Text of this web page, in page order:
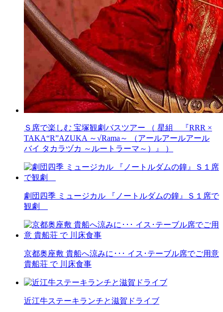
Ｓ席で楽しむ 宝塚観劇バスツアー （ 星組 『RRR ×
TAKA“R”AZUKA ～√Rama～ （アールアールアール
バイ タカラヅカ ～ルートラーマ～）』 ）
劇団四季 ミュージカル 『ノートルダムの鐘』Ｓ１席で
観劇
京都奥座敷 貴船へ涼みに･･･ イス･テーブル席でご用意
貴船荘 で 川床食事
近江牛ステーキランチと滋賀ドライブ